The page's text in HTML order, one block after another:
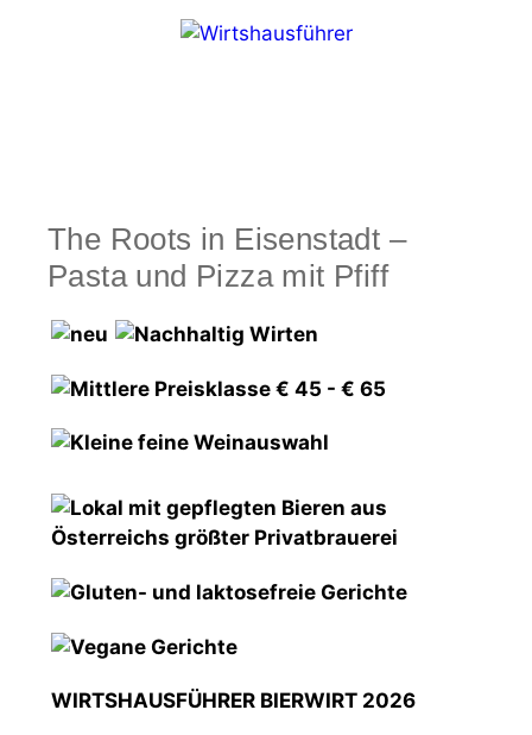
The Roots in Eisenstadt –
Pasta und Pizza mit Pfiff
WIRTSHAUSFÜHRER BIERWIRT 2026